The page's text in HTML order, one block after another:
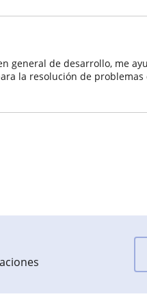
general de desarrollo, me
la resolución de